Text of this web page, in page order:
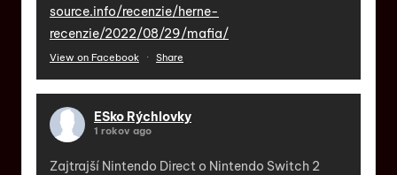
source.info/recenzie/herne-
recenzie/2022/08/29/mafia/
View on Facebook · Share
ESko Rýchlovky
1 rokov ago
Zajtrajší Nintendo Direct o Nintendo Switch 2